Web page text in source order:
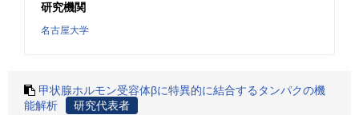
研究機関
名古屋大学
甲状腺ホルモン受容体βに特異的に結合するタンパクの機
能解析
研究代表者